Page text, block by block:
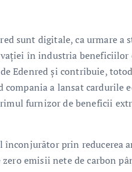
sunt digitale, ca urmare a
în industria
Edenred și contribuie,
a lansat cardurile
furnizor de beneficii
prin reducerea
emisii nete de carbon